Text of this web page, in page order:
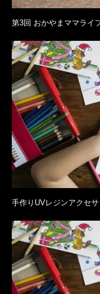
第3回 おかやまママライ
手作りUVレジンアクセ